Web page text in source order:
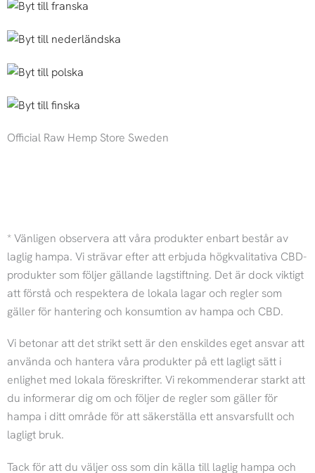
Official Raw Hemp Store Sweden
n
s
t
a
g
r
a
a
c
e
b
o
o
k
* Vänligen observera att våra produkter enbart består av
laglig hampa. Vi strävar efter att erbjuda högkvalitativa CBD-
produkter som följer gällande lagstiftning. Det är dock viktigt
att förstå och respektera de lokala lagar och regler som
gäller för hantering och konsumtion av hampa och CBD.
Vi betonar att det strikt sett är den enskildes eget ansvar att
använda och hantera våra produkter på ett lagligt sätt i
enlighet med lokala föreskrifter. Vi rekommenderar starkt att
du informerar dig om och följer de regler som gäller för
hampa i ditt område för att säkerställa ett ansvarsfullt och
lagligt bruk.
Tack för att du väljer oss som din källa till laglig hampa och